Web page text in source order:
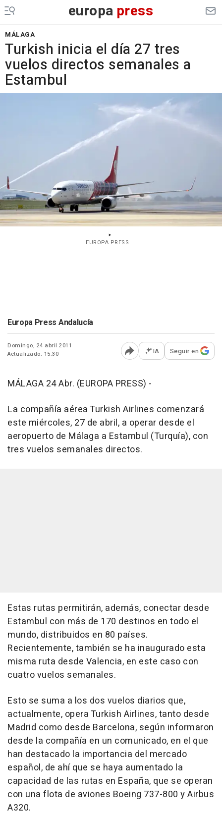
europa press
MÁLAGA
Turkish inicia el día 27 tres
vuelos directos semanales a
Estambul
EUROPA PRESS
Europa Press Andalucía
Domingo, 24 abril 2011
Actualizado: 15:30
Abrir opciones para
IA Seguir en
MÁLAGA 24 Abr. (EUROPA PRESS) -
La compañía aérea Turkish Airlines comenzará
este miércoles, 27 de abril, a operar desde el
aeropuerto de Málaga a Estambul (Turquía), con
tres vuelos semanales directos.
Estas rutas permitirán, además, conectar desde
Estambul con más de 170 destinos en todo el
mundo, distribuidos en 80 países.
Recientemente, también se ha inaugurado esta
misma ruta desde Valencia, en este caso con
cuatro vuelos semanales.
Esto se suma a los dos vuelos diarios que,
actualmente, opera Turkish Airlines, tanto desde
Madrid como desde Barcelona, según informaron
desde la compañía en un comunicado, en el que
han destacado la importancia del mercado
español, de ahí que se haya aumentado la
capacidad de las rutas en España, que se operan
con una flota de aviones Boeing 737-800 y Airbus
A320.